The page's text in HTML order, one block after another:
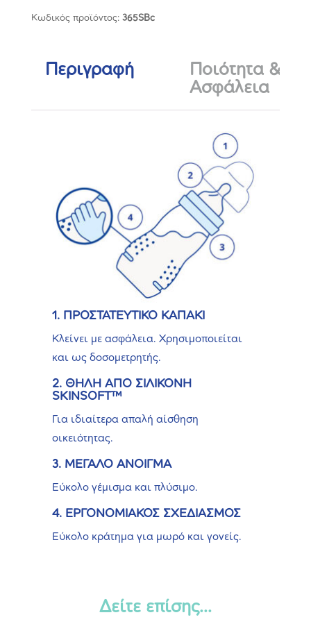
Bottle
Κωδικός προϊόντος: 365SBc
Περιγραφή
Ποιότητα &
Ασφάλεια
1. ΠΡΟΣΤΑΤΕΥΤΙΚΟ ΚΑΠΑΚΙ
Κλείνει με ασφάλεια. Χρησιμοποιείται
και ως δοσομετρητής.
2. ΘΗΛΗ ΑΠΟ ΣΙΛΙΚΟΝΗ
SKINSOFT™
Για ιδιαίτερα απαλή αίσθηση
οικειότητας.
3. ΜΕΓΑΛΟ ΑΝΟΙΓΜΑ
Εύκολο γέμισμα και πλύσιμο.
4. ΕΡΓΟΝΟΜΙΑΚΟΣ ΣΧΕΔΙΑΣΜΟΣ
Εύκολο κράτημα για μωρό και γονείς.
Δείτε επίσης...